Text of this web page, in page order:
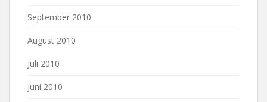
September 2010
August 2010
Juli 2010
Juni 2010